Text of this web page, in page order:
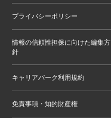
プライバシーポリシー
情報の信頼性担保に向けた編集方
針
キャリアパーク利用規約
免責事項・知的財産権